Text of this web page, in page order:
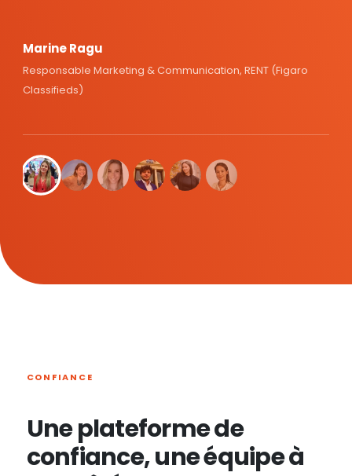
Marine Ragu
Responsable Marketing & Communication, RENT (Figaro
Classifieds)
CONFIANCE
Une plateforme de
confiance, une équipe à